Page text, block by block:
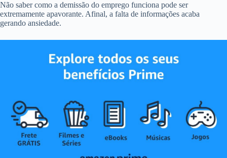
Não saber como a demissão do emprego funciona pode ser
extremamente apavorante. Afinal, a falta de informações acaba
gerando ansiedade.